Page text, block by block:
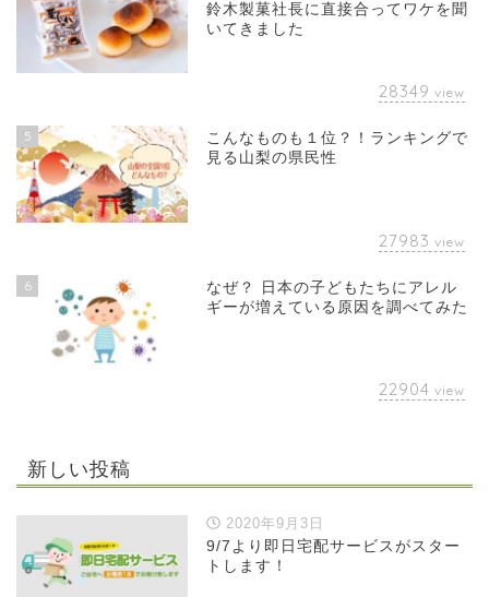
鈴木製菓社長に直接合ってワケを聞
いてきました
28349 view
5
こんなものも１位？！ランキングで
見る山梨の県民性
27983 view
6
なぜ？ 日本の子どもたちにアレル
ギーが増えている原因を調べてみた
22904 view
新しい投稿
2020年9月3日
9/7より即日宅配サービスがスター
トします！